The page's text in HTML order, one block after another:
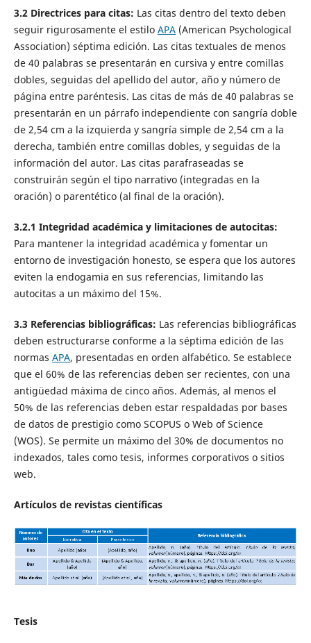
3.2 Directrices para citas: Las citas dentro del texto deben
seguir rigurosamente el estilo APA(American Psychological
Association) séptima edición. Las citas textuales de menos
de 40 palabras se presentarán en cursiva y entre comillas
dobles, seguidas del apellido del autor, año y número de
página entre paréntesis. Las citas de más de 40 palabras se
presentarán en un párrafo independiente con sangría doble
de 2,54 cm a la izquierda y sangría simple de 2,54 cm a la
derecha, también entre comillas dobles, y seguidas de la
información del autor. Las citas parafraseadas se
construirán según el tipo narrativo (integradas en la
oración) o parentético (al final de la oración).
3.2.1 Integridad académica y limitaciones de autocitas:
Para mantener la integridad académica y fomentar un
entorno de investigación honesto, se espera que los autores
eviten la endogamia en sus referencias, limitando las
autocitas a un máximo del 15%.
3.3 Referencias bibliográficas: Las referencias bibliográficas
deben estructurarse conforme a la séptima edición de las
normas APA, presentadas en orden alfabético. Se establece
que el 60% de las referencias deben ser recientes, con una
antigüedad máxima de cinco años. Además, al menos el
50% de las referencias deben estar respaldadas por bases
de datos de prestigio como SCOPUS o Web of Science
(WOS). Se permite un máximo del 30% de documentos no
indexados, tales como tesis, informes corporativos o sitios
web.
Artículos de revistas científicas
Tesis